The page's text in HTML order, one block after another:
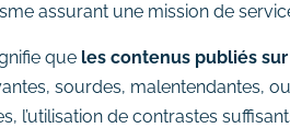
assurant une mission de
que les contenus publiés
sourdes, malentendantes,
l’utilisation de contrastes